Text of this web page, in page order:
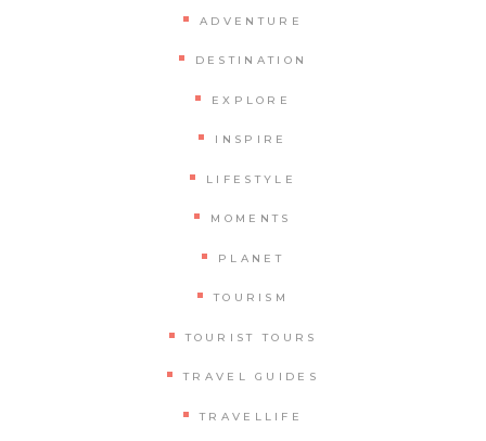
ADVENTURE
DESTINATION
EXPLORE
INSPIRE
LIFESTYLE
MOMENTS
PLANET
TOURISM
TOURIST TOURS
TRAVEL GUIDES
TRAVELLIFE